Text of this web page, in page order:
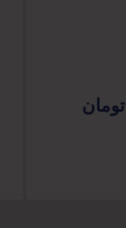
تومان